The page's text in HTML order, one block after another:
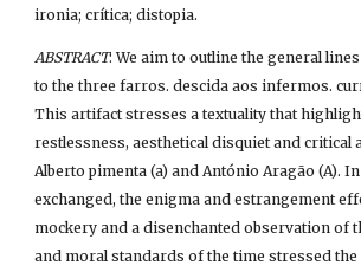
ironia; crítica; distopia.
ABSTRACT: We aim to outline the general
to the three farros. descida aos infermos.
This artifact stresses a textuality that
restlessness, aesthetical disquiet and critical
Alberto pimenta (a) and António Aragão (A).
exchanged, the enigma and estrangement
mockery and a disenchanted observation of
and moral standards of the time stressed